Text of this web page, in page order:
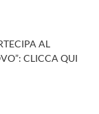
AL
CLICCA QUI